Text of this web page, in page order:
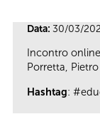
Data: 30/03/
Incontro
Porretta,
Hashtag: